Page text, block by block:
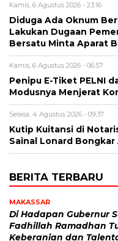
Kamis, 6 Agustus 2026 - 23:16
Diduga Ada Oknum
Lakukan Dugaan
Bersatu Minta Aparat
Kamis, 6 Agustus 2026 - 06:57
Penipu E-Tiket PELNI
Modusnya Menjerat
Selasa, 4 Agustus 2026 - 09:37
Kutip Kuitansi di
Sainal Lonard Bongkar
BERITA TERBARU
MAKASSAR
Di Hadapan Gubernur
Fadhillah Ramadhan
Keberanian dan